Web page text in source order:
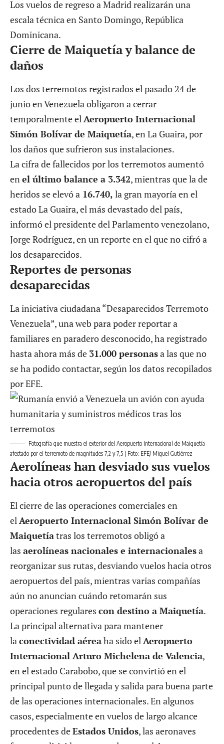
Los vuelos de regreso a Madrid realizarán una
escala técnica en Santo Domingo, República
Dominicana.
Cierre de Maiquetía y balance de
daños
Los dos terremotos registrados el pasado 24 de
junio en Venezuela obligaron a cerrar
temporalmente el Aeropuerto Internacional
Simón Bolívar de Maiquetía, en La Guaira, por
los daños que sufrieron sus instalaciones.
La cifra de fallecidos por los terremotos aumentó
en el último balance a 3.342, mientras que la de
heridos se elevó a 16.740, la gran mayoría en el
estado La Guaira, el más devastado del país,
informó el presidente del Parlamento venezolano,
Jorge Rodríguez, en un reporte en el que no cifró a
los desaparecidos.
Reportes de personas
desaparecidas
La iniciativa ciudadana “Desaparecidos Terremoto
Venezuela”,una web para poder reportar a
familiares en paradero desconocido, ha registrado
hasta ahora más de 31.000 personasa las que no
se ha podido contactar, según los datos recopilados
por EFE.
Fotografía que muestra el exterior del Aeropuerto Internacional de Maiquetía
afectado por el terremoto de magnitudes 7,2 y 7,5 | Foto: EFE/ Miguel Gutiérrez
Aerolíneas han desviado sus vuelos
hacia otros aeropuertos del país
El cierre de las operaciones comerciales en
elAeropuerto Internacional Simón Bolívar de
Maiquetíatras los terremotos obligó a
las aerolíneas nacionales e internacionalesa
reorganizar sus rutas, desviando vuelos hacia otros
aeropuertos del país, mientras varias compañías
aún no anuncian cuándo retomarán sus
operaciones regulares con destino a Maiquetía.
La principal alternativa para mantener
laconectividad aéreaha sido elAeropuerto
Internacional Arturo Michelena de Valencia,
en el estado Carabobo, que se convirtió en el
principal punto de llegada y salida para buena parte
de las operaciones internacionales. En algunos
casos, especialmente en vuelos de largo alcance
procedentes deEstados Unidos, las aeronaves